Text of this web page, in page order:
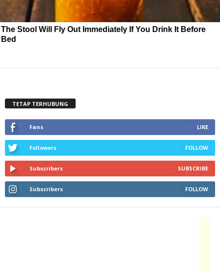
The Stool Will Fly Out Immediately If You Drink It Before
Bed
TETAP TERHUBUNG
Fans LIKE
Followers FOLLOW
Subscribers SUBSCRIBE
Subscribers FOLLOW